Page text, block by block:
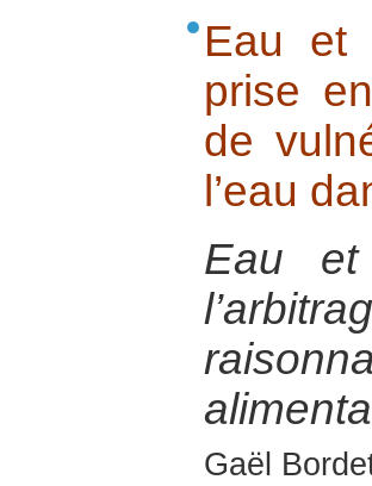
Eau et
prise
de
l’eau
Eau et
Gaël